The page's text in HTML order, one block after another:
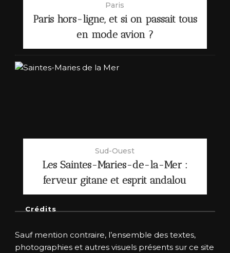
Paris
Paris hors-ligne, et si on passait tous
en mode avion ?
Sud-Ouest
Les Saintes-Maries-de-la-Mer :
ferveur gitane et esprit andalou
Crédits
Sauf mention contraire, l’ensemble des textes,
photographies et autres visuels présents sur ce site